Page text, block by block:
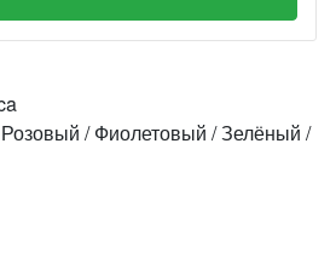
/ Фиолетовый / Зелёный /